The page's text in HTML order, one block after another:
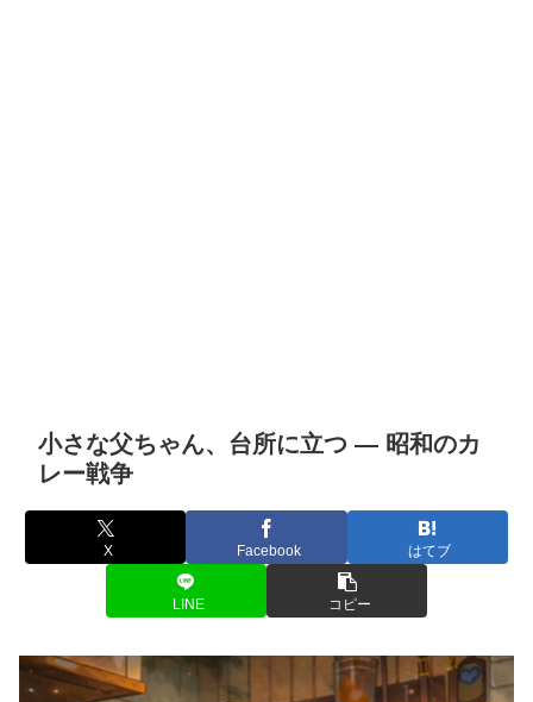
小さな父ちゃん、台所に立つ ― 昭和のカ
レー戦争
X Facebook はてブ
LINE コピー